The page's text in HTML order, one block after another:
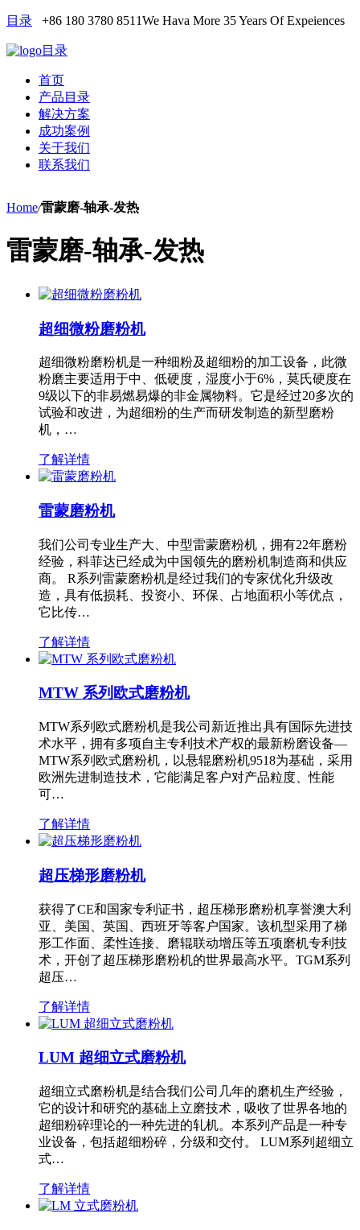
目录 +86 180 3780 8511We Hava More 35 Years Of Expeiences
目录
首页
产品目录
解决方案
成功案例
关于我们
联系我们
Home/雷蒙磨-轴承-发热
雷蒙磨-轴承-发热
超细微粉磨粉机
超细微粉磨粉机是一种细粉及超细粉的加工设备，此微
粉磨主要适用于中、低硬度，湿度小于6%，莫氏硬度在
9级以下的非易燃易爆的非金属物料。它是经过20多次的
试验和改进，为超细粉的生产而研发制造的新型磨粉
机，…
了解详情
雷蒙磨粉机
我们公司专业生产大、中型雷蒙磨粉机，拥有22年磨粉
经验，科菲达已经成为中国领先的磨粉机制造商和供应
商。 R系列雷蒙磨粉机是经过我们的专家优化升级改
造，具有低损耗、投资小、环保、占地面积小等优点，
它比传…
了解详情
MTW 系列欧式磨粉机
MTW系列欧式磨粉机是我公司新近推出具有国际先进技
术水平，拥有多项自主专利技术产权的最新粉磨设备—
MTW系列欧式磨粉机，以悬辊磨粉机9518为基础，采用
欧洲先进制造技术，它能满足客户对产品粒度、性能
可…
了解详情
超压梯形磨粉机
获得了CE和国家专利证书，超压梯形磨粉机享誉澳大利
亚、美国、英国、西班牙等客户国家。该机型采用了梯
形工作面、柔性连接、磨辊联动增压等五项磨机专利技
术，开创了超压梯形磨粉机的世界最高水平。TGM系列
超压…
了解详情
LUM 超细立式磨粉机
超细立式磨粉机是结合我们公司几年的磨机生产经验，
它的设计和研究的基础上立磨技术，吸收了世界各地的
超细粉碎理论的一种先进的轧机。本系列产品是一种专
业设备，包括超细粉碎，分级和交付。 LUM系列超细立
式…
了解详情